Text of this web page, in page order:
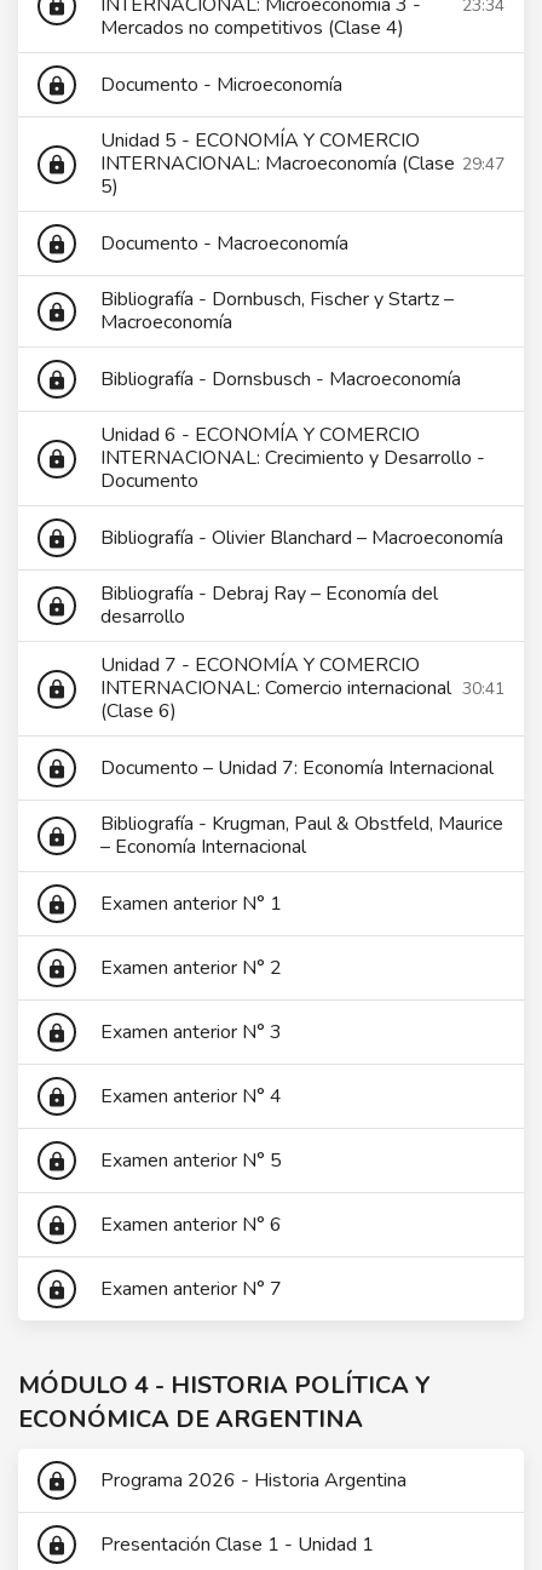
lock
Mercados no competitivos (Clase 4)
23:34
lock Documento - Microeconomía
lock
Unidad 5 - ECONOMÍA Y COMERCIO
INTERNACIONAL: Macroeconomía (Clase
5)
29:47
lock Documento - Macroeconomía
lock
Bibliografía - Dornbusch, Fischer y Startz –
Macroeconomía
lock Bibliografía - Dornsbusch - Macroeconomía
lock
Unidad 6 - ECONOMÍA Y COMERCIO
INTERNACIONAL: Crecimiento y Desarrollo -
Documento
lock Bibliografía - Olivier Blanchard – Macroeconomía
lock
Bibliografía - Debraj Ray – Economía del
desarrollo
lock
Unidad 7 - ECONOMÍA Y COMERCIO
INTERNACIONAL: Comercio internacional
(Clase 6)
30:41
lock Documento – Unidad 7: Economía Internacional
lock
Bibliografía - Krugman, Paul & Obstfeld, Maurice
– Economía Internacional
lock Examen anterior N° 1
lock Examen anterior N° 2
lock Examen anterior N° 3
lock Examen anterior N° 4
lock Examen anterior N° 5
lock Examen anterior N° 6
lock Examen anterior N° 7
MÓDULO 4 - HISTORIA POLÍTICA Y
ECONÓMICA DE ARGENTINA
lock Programa 2026 - Historia Argentina
lock Presentación Clase 1 - Unidad 1